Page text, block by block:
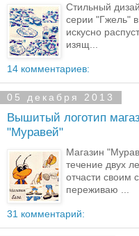
Стильный
серии "Гжель"
искусно
изящ...
14 комментариев:
05 декабря 2013
Вышитый логотип
"Муравей"
Магазин
течение двух
отчасти своим
переживаю ...
31 комментарий: